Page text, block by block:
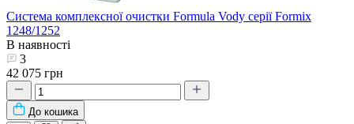
Система комплексної очистки Formula Vody серії Formix
1248/1252
В наявності
3
42 075 грн
До кошика